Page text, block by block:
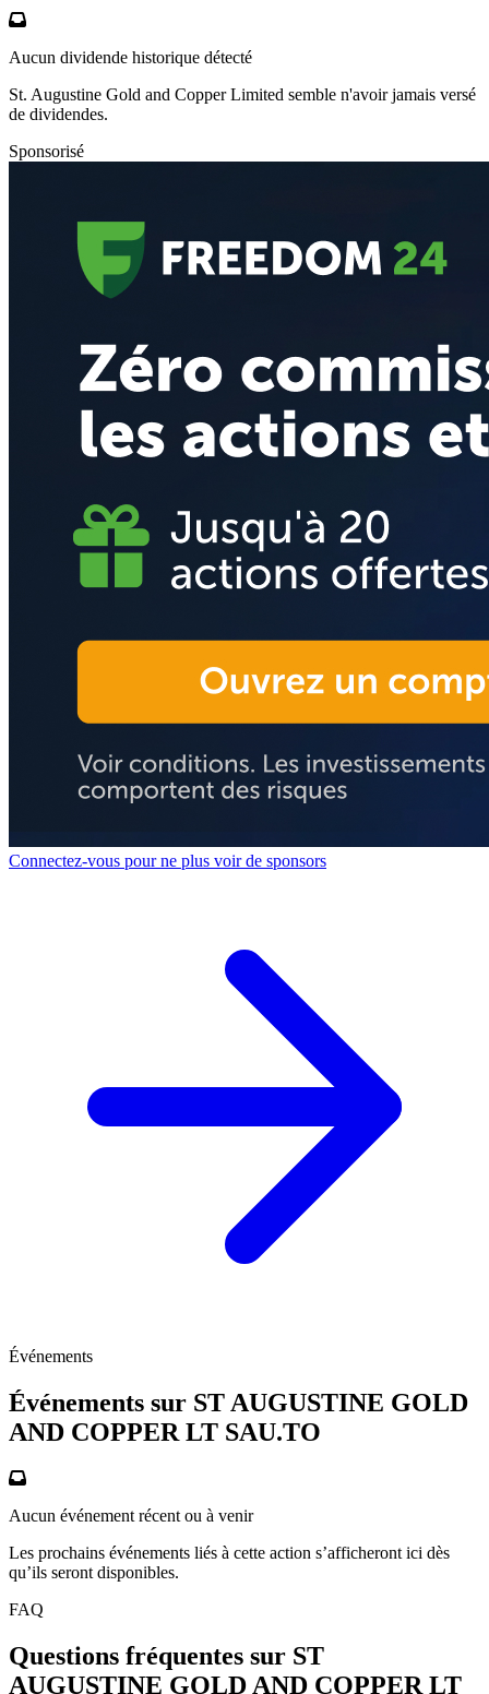
Aucun dividende historique détecté
St. Augustine Gold and Copper Limited semble n'avoir jamais versé
de dividendes.
Sponsorisé
Connectez-vous pour ne plus voir de sponsors
Événements
Événements sur ST AUGUSTINE GOLD
AND COPPER LT SAU.TO
Aucun événement récent ou à venir
Les prochains événements liés à cette action s’afficheront ici dès
qu’ils seront disponibles.
FAQ
Questions fréquentes sur ST
AUGUSTINE GOLD AND COPPER LT